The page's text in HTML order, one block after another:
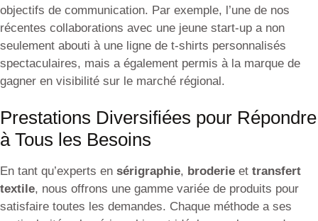
objectifs de communication. Par exemple, l’une de nos
récentes collaborations avec une jeune start-up a non
seulement abouti à une ligne de t-shirts personnalisés
spectaculaires, mais a également permis à la marque de
gagner en visibilité sur le marché régional.
Prestations Diversifiées pour Répondre
à Tous les Besoins
En tant qu’experts en sérigraphie, broderie et transfert
textile, nous offrons une gamme variée de produits pour
satisfaire toutes les demandes. Chaque méthode a ses